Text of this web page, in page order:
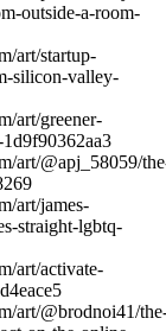
outside-a-room-
art/startup-
silicon-valley-
art/greener-
art/@apj_58059/
art/james-
straight-lgbtq-
art/activate-
art/@brodnoi41/